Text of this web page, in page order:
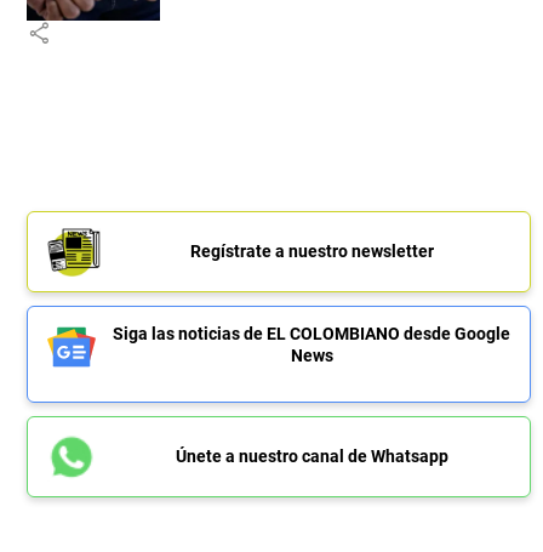
share
Regístrate a nuestro newsletter
Siga las noticias de EL COLOMBIANO desde Google
News
Únete a nuestro canal de Whatsapp